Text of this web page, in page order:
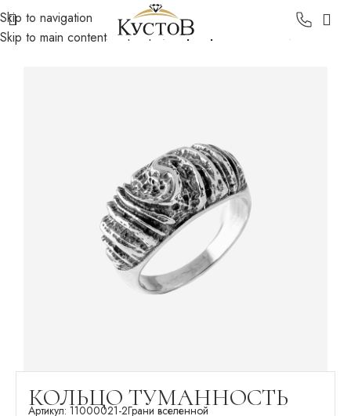
Skip to navigation
Skip to main content
Главная Каталог Серебро Серебряные кольца
КОЛЬЦО ТУМАННОСТЬ
Артикул: 11000021-2Грани вселенной